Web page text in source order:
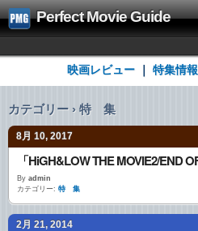
Perfect Movie Guide
映画レビュー 特集情報
カテゴリー › 特 集
8月 10, 2017
By admin
カテゴリー: 特 集
2月 21, 2014